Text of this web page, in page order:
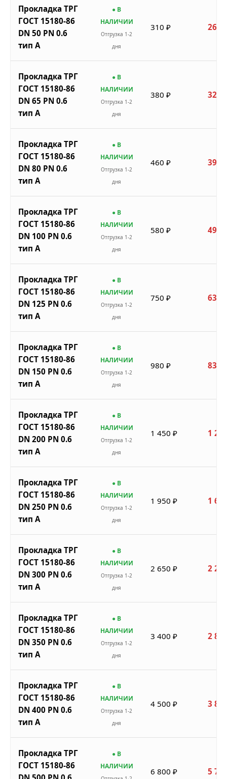
Прокладка ТРГ
ГОСТ 15180-86
DN 50 PN 0.6
тип A
● В
НАЛИЧИИ
Отгрузка 1-2
дня
310 ₽ 264
Прокладка ТРГ
ГОСТ 15180-86
DN 65 PN 0.6
тип A
● В
НАЛИЧИИ
Отгрузка 1-2
дня
380 ₽ 323
Прокладка ТРГ
ГОСТ 15180-86
DN 80 PN 0.6
тип A
● В
НАЛИЧИИ
Отгрузка 1-2
дня
460 ₽ 391
Прокладка ТРГ
ГОСТ 15180-86
DN 100 PN 0.6
тип A
● В
НАЛИЧИИ
Отгрузка 1-2
дня
580 ₽ 493
Прокладка ТРГ
ГОСТ 15180-86
DN 125 PN 0.6
тип A
● В
НАЛИЧИИ
Отгрузка 1-2
дня
750 ₽ 638
Прокладка ТРГ
ГОСТ 15180-86
DN 150 PN 0.6
тип A
● В
НАЛИЧИИ
Отгрузка 1-2
дня
980 ₽ 833
Прокладка ТРГ
ГОСТ 15180-86
DN 200 PN 0.6
тип A
● В
НАЛИЧИИ
Отгрузка 1-2
дня
1 450 ₽ 1
Прокладка ТРГ
ГОСТ 15180-86
DN 250 PN 0.6
тип A
● В
НАЛИЧИИ
Отгрузка 1-2
дня
1 950 ₽ 1
Прокладка ТРГ
ГОСТ 15180-86
DN 300 PN 0.6
тип A
● В
НАЛИЧИИ
Отгрузка 1-2
дня
2 650 ₽ 2
Прокладка ТРГ
ГОСТ 15180-86
DN 350 PN 0.6
тип A
● В
НАЛИЧИИ
Отгрузка 1-2
дня
3 400 ₽ 2
Прокладка ТРГ
ГОСТ 15180-86
DN 400 PN 0.6
тип A
● В
НАЛИЧИИ
Отгрузка 1-2
дня
4 500 ₽ 3
Прокладка ТРГ
ГОСТ 15180-86
● В
НАЛИЧИИ
6 800 ₽ 5